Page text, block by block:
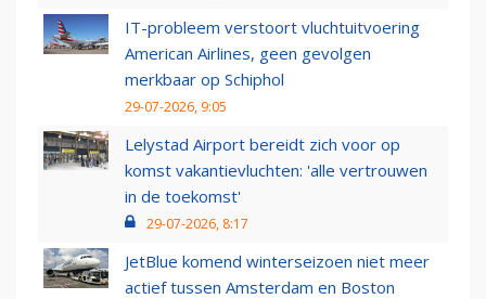
IT-probleem verstoort vluchtuitvoering
American Airlines, geen gevolgen
merkbaar op Schiphol
29-07-2026, 9:05
Lelystad Airport bereidt zich voor op
komst vakantievluchten: 'alle vertrouwen
in de toekomst'
29-07-2026, 8:17
JetBlue komend winterseizoen niet meer
actief tussen Amsterdam en Boston